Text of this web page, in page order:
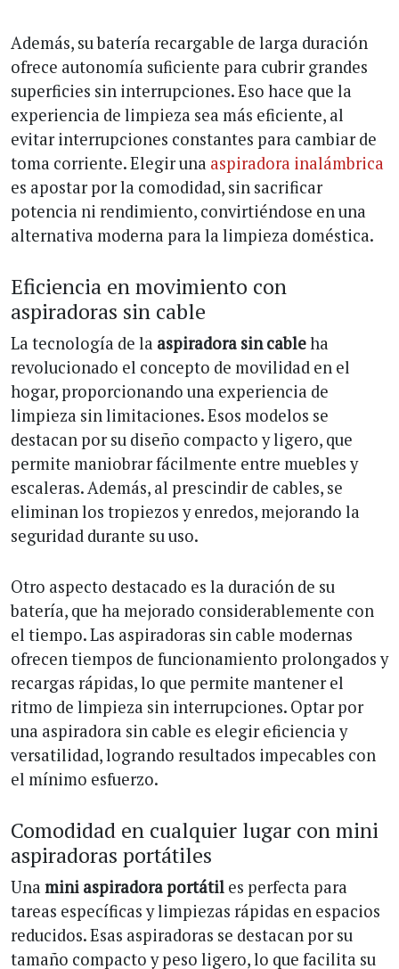
Además, su batería recargable de larga duración
ofrece autonomía suficiente para cubrir grandes
superficies sin interrupciones. Eso hace que la
experiencia de limpieza sea más eficiente, al
evitar interrupciones constantes para cambiar de
toma corriente. Elegir una aspiradora inalámbrica
es apostar por la comodidad, sin sacrificar
potencia ni rendimiento, convirtiéndose en una
alternativa moderna para la limpieza doméstica.
Eficiencia en movimiento con
aspiradoras sin cable
La tecnología de la aspiradora sin cableha
revolucionado el concepto de movilidad en el
hogar, proporcionando una experiencia de
limpieza sin limitaciones. Esos modelos se
destacan por su diseño compacto y ligero, que
permite maniobrar fácilmente entre muebles y
escaleras. Además, al prescindir de cables, se
eliminan los tropiezos y enredos, mejorando la
seguridad durante su uso.
Otro aspecto destacado es la duración de su
batería, que ha mejorado considerablemente con
el tiempo. Las aspiradoras sin cable modernas
ofrecen tiempos de funcionamiento prolongados y
recargas rápidas, lo que permite mantener el
ritmo de limpieza sin interrupciones. Optar por
una aspiradora sin cable es elegir eficiencia y
versatilidad, logrando resultados impecables con
el mínimo esfuerzo.
Comodidad en cualquier lugar con mini
aspiradoras portátiles
Una mini aspiradora portátil es perfecta para
tareas específicas y limpiezas rápidas en espacios
reducidos. Esas aspiradoras se destacan por su
tamaño compacto y peso ligero, lo que facilita su